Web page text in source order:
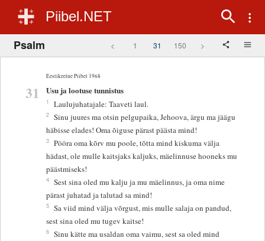
Piibel.NET
Psalm < 1 31 150 >
Eestikeelne Piibel 1968
31 Usu ja lootuse tunnistus
1 Laulujuhatajale: Taaveti laul.
2 Sinu juures ma otsin pelgupaika, Jehoova, ärgu ma jäägu
häbisse elades! Oma õiguse pärast päästa mind!
3 Pööra oma kõrv mu poole, tõtta mind kiskuma välja
hädast, ole mulle kaitsjaks kaljuks, mäelinnuse hooneks mu
päästmiseks!
4 Sest sina oled mu kalju ja mu mäelinnus, ja oma nime
pärast juhatad ja talutad sa mind!
5 Sa viid mind välja võrgust, mis mulle salaja on pandud,
sest sina oled mu tugev kaitse!
6 Sinu kätte ma usaldan oma vaimu, sest sa oled mind